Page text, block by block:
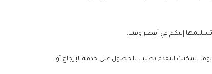
من أجل تقليل مخاطر الشراء للعملاء وزيادة رضا العملاء بقدر الإمكان، إذا لم تكن رضيا عن جودة أو خدمة البطاريات الخاصة بك خلال فترة الضمان لمدة ٣٠ يوما، يمكنك التقدم بطلب للحصول على خدمة الإرجاع أو